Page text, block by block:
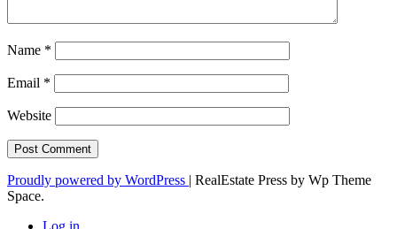
Name *
Email *
Website
Proudly powered by WordPress | RealEstate Press by Wp Theme
Space.